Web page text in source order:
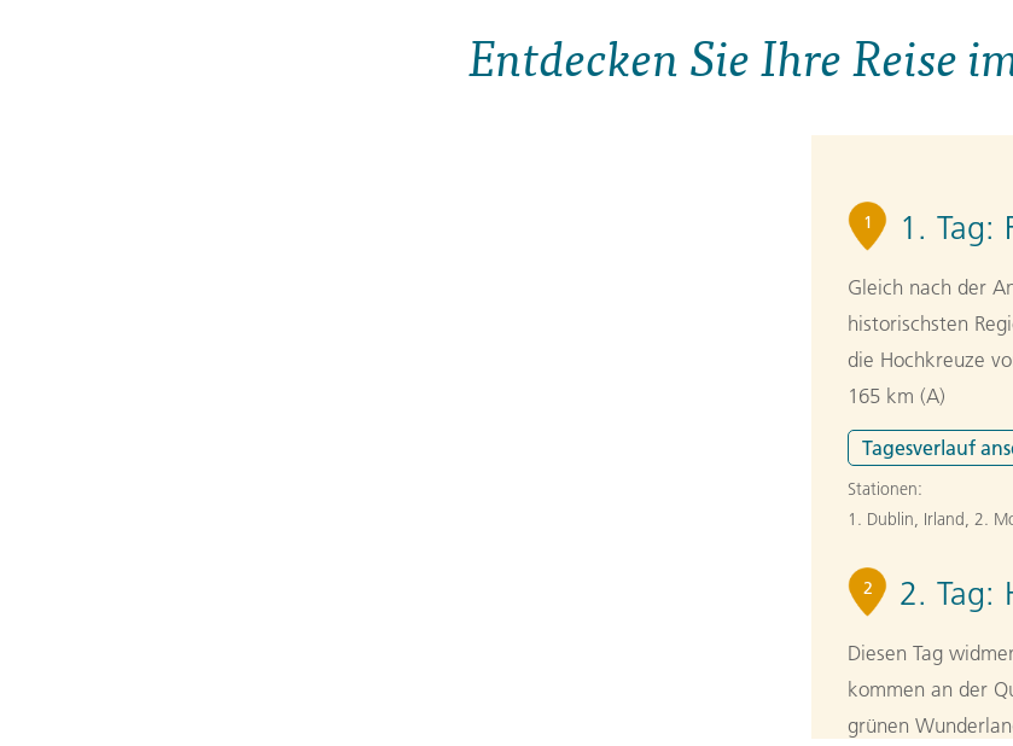
Entdecken Sie Ihre Reise
1 1. Tag:
Gleich nach der
historischsten
die Hochkreuze
165 km (A)
Tagesverlauf
Stationen:
1. Dublin, Irland, 2.
2 2. Tag:
Diesen Tag
kommen an der
grünen